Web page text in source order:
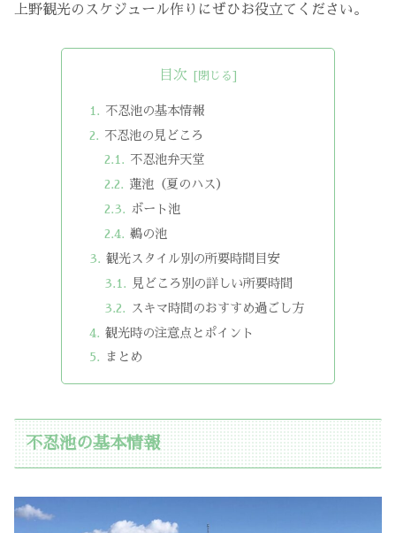
上野観光のスケジュール作りにぜひお役立てください。
目次
不忍池の基本情報
不忍池の見どころ
不忍池弁天堂
蓮池（夏のハス）
ボート池
鵜の池
観光スタイル別の所要時間目安
見どころ別の詳しい所要時間
スキマ時間のおすすめ過ごし方
観光時の注意点とポイント
まとめ
不忍池の基本情報